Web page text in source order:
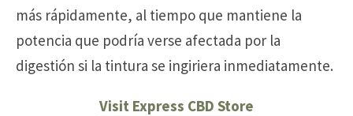
más rápidamente, al tiempo que mantiene la
potencia que podría verse afectada por la
digestión si la tintura se ingiriera inmediatamente.
Visit Express CBD Store